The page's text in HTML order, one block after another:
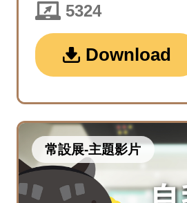
5324
Download
常設展-主題影片